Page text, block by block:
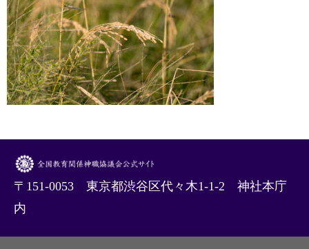
〒151-0053 東京都渋谷区代々木1-1-2 神社本庁
内